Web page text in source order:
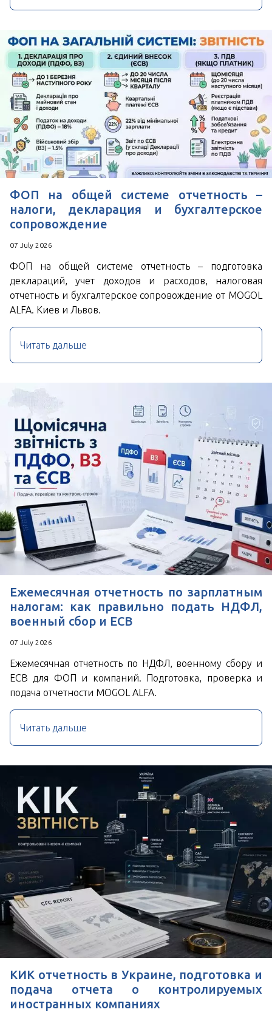
ФОП на общей системе отчетность –
налоги, декларация и бухгалтерское
сопровождение
07 July 2026
ФОП на общей системе отчетность – подготовка
деклараций, учет доходов и расходов, налоговая
отчетность и бухгалтерское сопровождение от MOGOL
ALFA. Киев и Львов.
Читать дальше
Ежемесячная отчетность по зарплатным
налогам: как правильно подать НДФЛ,
военный сбор и ЕСВ
07 July 2026
Ежемесячная отчетность по НДФЛ, военному сбору и
ЕСВ для ФОП и компаний. Подготовка, проверка и
подача отчетности MOGOL ALFA.
Читать дальше
КИК отчетность в Украине, подготовка и
подача отчета о контролируемых
иностранных компаниях